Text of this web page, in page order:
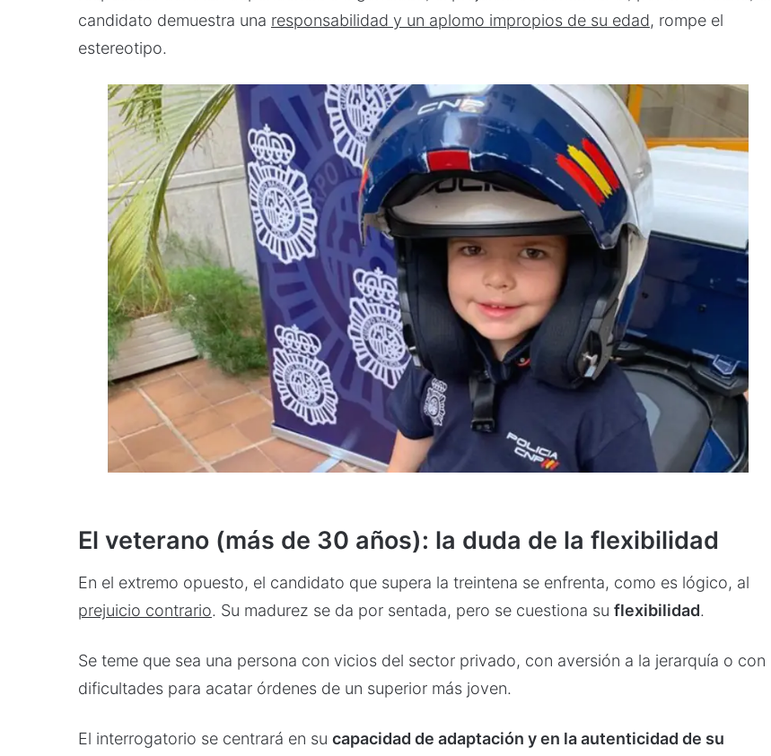
candidato demuestra una responsabilidad y un aplomo impropios de su edad, rompe el
estereotipo.
El veterano (más de 30 años): la duda de la flexibilidad
En el extremo opuesto, el candidato que supera la treintena se enfrenta, como es lógico, al
prejuicio contrario. Su madurez se da por sentada, pero se cuestiona su flexibilidad.
Se teme que sea una persona con vicios del sector privado, con aversión a la jerarquía o con
dificultades para acatar órdenes de un superior más joven.
El interrogatorio se centrará en su capacidad de adaptación y en la autenticidad de su